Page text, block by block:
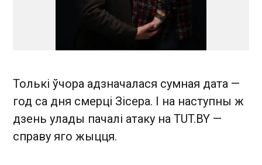
Толькі ўчора адзначалася сумная дата —
год са дня смерці Зісера. І на наступны ж
дзень улады пачалі атаку на TUT.BY —
справу яго жыцця.